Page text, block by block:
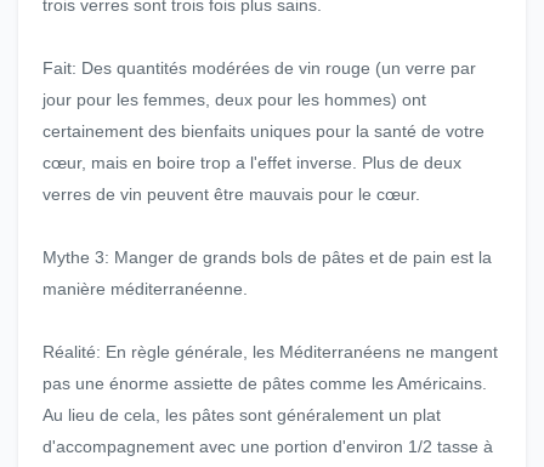
trois verres sont trois fois plus sains.
Fait: Des quantités modérées de vin rouge (un verre par
jour pour les femmes, deux pour les hommes) ont
certainement des bienfaits uniques pour la santé de votre
cœur, mais en boire trop a l'effet inverse. Plus de deux
verres de vin peuvent être mauvais pour le cœur.
Mythe 3: Manger de grands bols de pâtes et de pain est la
manière méditerranéenne.
Réalité: En règle générale, les Méditerranéens ne mangent
pas une énorme assiette de pâtes comme les Américains.
Au lieu de cela, les pâtes sont généralement un plat
d'accompagnement avec une portion d'environ 1/2 tasse à